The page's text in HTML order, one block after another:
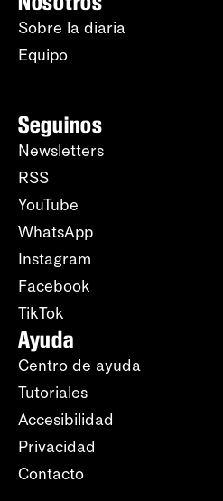
Sobre la diaria
Equipo
Seguinos
Newsletters
RSS
YouTube
WhatsApp
Instagram
Facebook
TikTok
Ayuda
Centro de ayuda
Tutoriales
Accesibilidad
Privacidad
Contacto